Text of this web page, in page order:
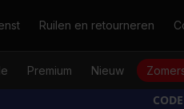
Ruilen en retourneren
Premium Nieuw